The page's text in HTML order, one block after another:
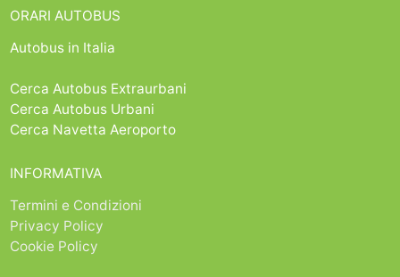
ORARI AUTOBUS
Autobus in Italia
Cerca Autobus Extraurbani
Cerca Autobus Urbani
Cerca Navetta Aeroporto
INFORMATIVA
Termini e Condizioni
Privacy Policy
Cookie Policy